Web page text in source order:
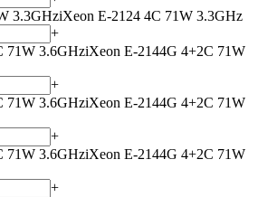
3.3GHziXeon E-2124 4C 71W 3.3GHz
+
71W 3.6GHziXeon E-2144G 4+2C 71W
+
71W 3.6GHziXeon E-2144G 4+2C 71W
+
71W 3.6GHziXeon E-2144G 4+2C 71W
+